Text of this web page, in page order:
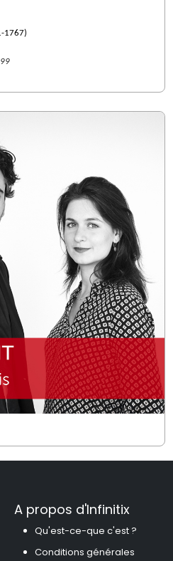
1767)
A propos d'Infinitix
Qu'est-ce-que c'est ?
Conditions générales